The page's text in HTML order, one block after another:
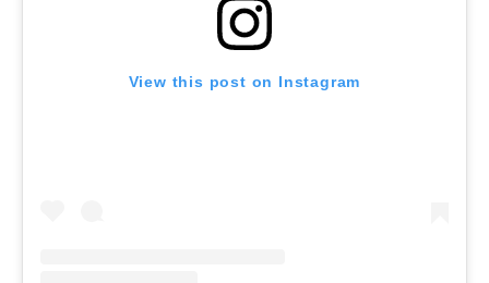
View this post on Instagram